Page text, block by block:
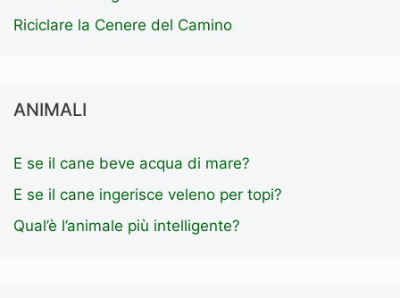
Riciclare la Cenere del Camino
ANIMALI
E se il cane beve acqua di mare?
E se il cane ingerisce veleno per topi?
Qual’è l’animale più intelligente?